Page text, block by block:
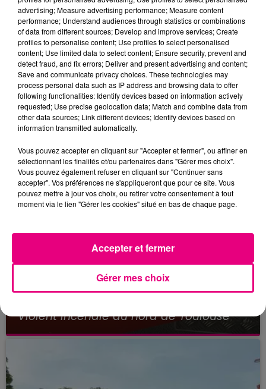
24 juillet 2026
Incendie à Plaisance-du-Touch : des
habitations évacuées face à...
Violent incendie au nord de Toulouse
advertising; Measure advertising performance; Measure content
performance; Understand audiences through statistics or combinations
of data from different sources; Develop and improve services; Create
profiles to personalise content; Use profiles to select personalised
content; Use limited data to select content; Ensure security, prevent and
detect fraud, and fix errors; Deliver and present advertising and content;
Save and communicate privacy choices. These technologies may
process personal data such as IP address and browsing data to offer
following functionalities: Identify devices based on information actively
requested; Use precise geolocation data; Match and combine data from
other data sources; Link different devices; Identify devices based on
information transmitted automatically.
Vous pouvez accepter en cliquant sur "Accepter et fermer", ou affiner en
sélectionnant les finalités et/ou partenaires dans "Gérer mes choix".
Vous pouvez également refuser en cliquant sur "Continuer sans
accepter". Vos préférences ne s'appliqueront que pour ce site. Vous
pouvez mettre à jour vos choix, ou retirer votre consentement à tout
moment via le lien "Gérer les cookies" situé en bas de chaque page.
Gérer mes choix
Accepter et fermer